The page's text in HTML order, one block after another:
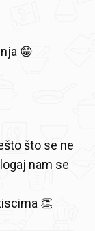
😁
što se ne
nam se
👏